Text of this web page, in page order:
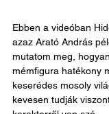
Ebben a videóban
azaz Arató András
mutatom meg,
mémfigura hatékony
keserédes mosoly
kevesen tudják